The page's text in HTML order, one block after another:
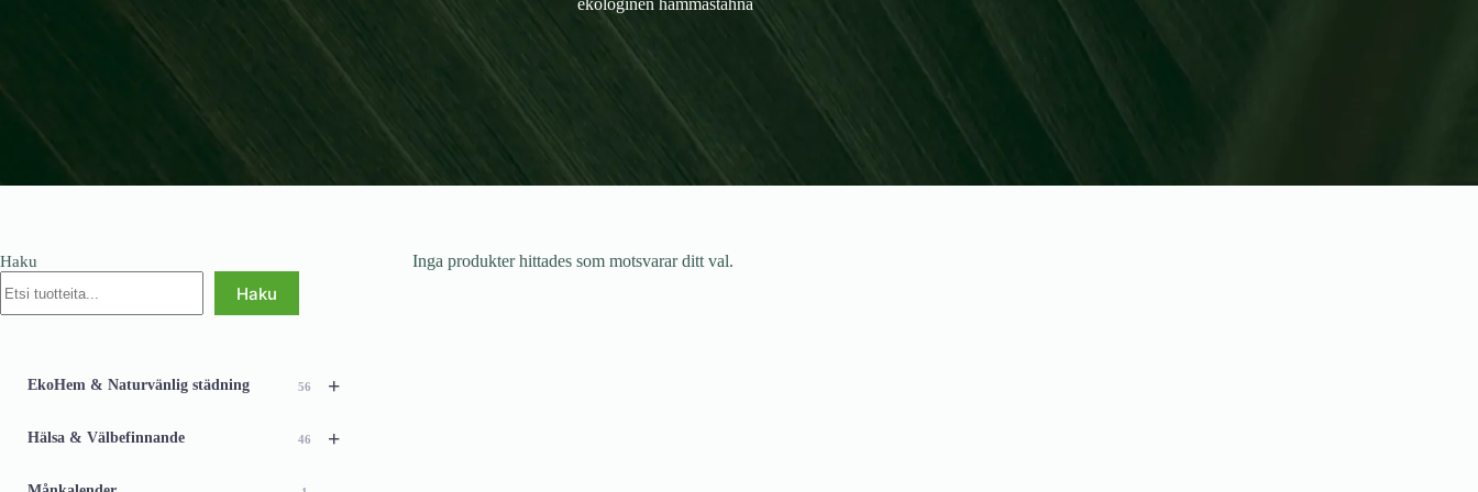
ekologinen hammastahna
Inga produkter hittades som motsvarar ditt val.
Haku
Haku
+
EkoHem & Naturvänlig städning 56
+
Hälsa & Välbefinnande 46